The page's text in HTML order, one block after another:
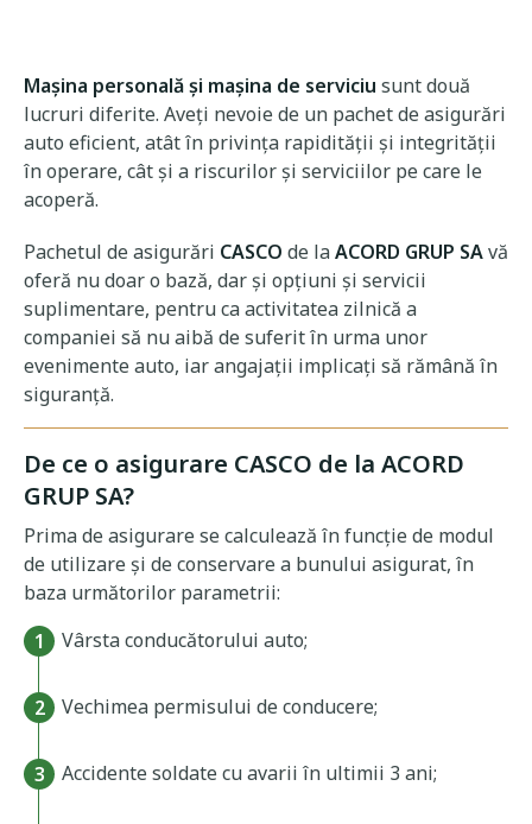
Mașina personală și mașina de serviciu sunt două
lucruri diferite. Aveți nevoie de un pachet de asigurări
auto eficient, atât în privința rapidității și integrității
în operare, cât și a riscurilor și serviciilor pe care le
acoperă.
Pachetul de asigurări CASCO de laACORD GRUP SAvă
oferă nu doar o bază, dar și opțiuni și servicii
suplimentare, pentru ca activitatea zilnică a
companiei să nu aibă de suferit în urma unor
evenimente auto, iar angajații implicați să rămână în
siguranță.
De ce o asigurare CASCO de la ACORD
GRUP SA?
Prima de asigurare se calculează în funcție de modul
de utilizare și de conservare a bunului asigurat, în
baza următorilor parametrii:
Vârsta conducătorului auto;
Vechimea permisului de conducere;
Accidente soldate cu avarii în ultimii 3 ani;